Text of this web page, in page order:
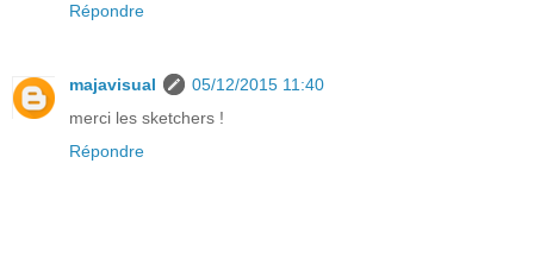
Répondre
majavisual
05/12/2015 11:40
merci les sketchers !
Répondre